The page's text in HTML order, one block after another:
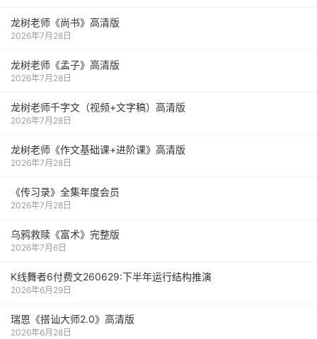
龙树老师《尚书》高清版
2026年7月28日
龙树老师《孟子》高清版
2026年7月28日
龙树老师千字文（视频+文字稿）高清版
2026年7月28日
龙树老师《作文基础课+进阶课》高清版
2026年7月28日
《传习录》全集年度会员
2026年7月28日
乌鸦救赎《富术》完整版
2026年7月6日
K线舞者6付费文260629:下半年运行结构推演
2026年6月29日
瑞恩《搭讪大师2.0》高清版
2026年6月28日